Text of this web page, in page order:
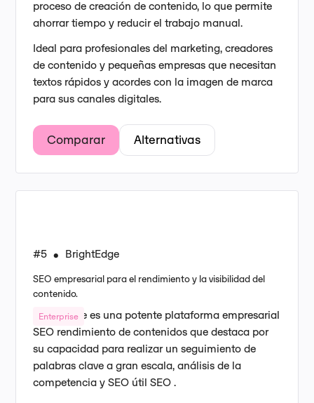
proceso de creación de contenido, lo que permite
ahorrar tiempo y reducir el trabajo manual.
Ideal para profesionales del marketing, creadores
de contenido y pequeñas empresas que necesitan
textos rápidos y acordes con la imagen de marca
para sus canales digitales.
Comparar Alternativas
#5 • BrightEdge
SEO empresarial para el rendimiento y la visibilidad del
contenido.
Enterprise
BrightEdge es una potente plataforma empresarial
SEO rendimiento de contenidos que destaca por
su capacidad para realizar un seguimiento de
palabras clave a gran escala, análisis de la
competencia y SEO útil SEO .